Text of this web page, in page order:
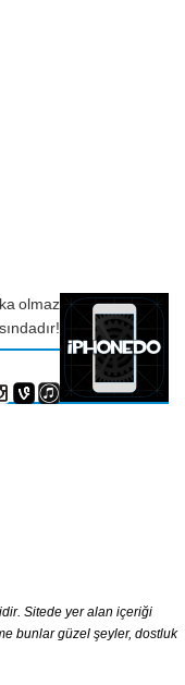
olmaz
Sitede yer alan içeriği
bunlar güzel şeyler, dostluk